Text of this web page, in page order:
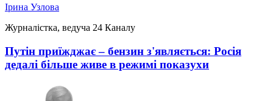
Ірина Узлова
Журналістка, ведуча 24 Каналу
Путін приїжджає – бензин з'являється: Росія
дедалі більше живе в режимі показухи